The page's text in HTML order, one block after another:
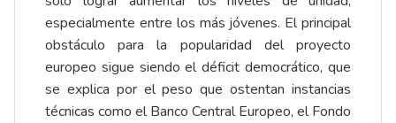
especialmente entre los más jóvenes. El principal
obstáculo para la popularidad del proyecto
europeo sigue siendo el déficit democrático, que
se explica por el peso que ostentan instancias
técnicas como el Banco Central Europeo, el Fondo